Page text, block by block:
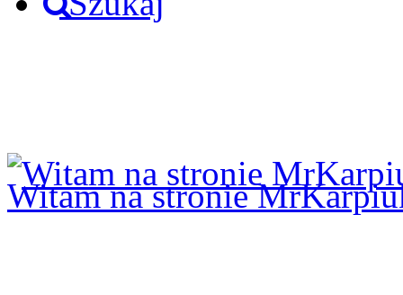
Witam na stronie